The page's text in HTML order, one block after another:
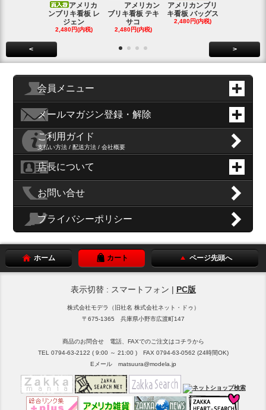
アメリカ
ンブリキ看板 レ
ジェン
2,480円(内税)
アメリカン
ブリキ看板 テキ
サコ
2,480円(内税)
アメリカンブリ
キ看板 バッグス
2,480円(内税)
< >
会員メニュー
メールマガジン登録・解除
ご利用ガイド
支払い方法 / 配送方法 / 会社概要
店長について
お問い合せ
プライバシーポリシー
ホーム カート ページ先頭へ
表示切替 : スマートフォン | PC版
株式会社モデラ（旧社名 株式会社ネット・ドゥ）
〒675-1365 兵庫県小野市広渡町147
商品のお問合せ 電話、FAXでのご注文はコチラから
TEL 0794-63-2122 ( 9:00 ～ 21:00 ) FAX 0794-63-0562 (24時間OK)
Eメール matsuura@modela.jp